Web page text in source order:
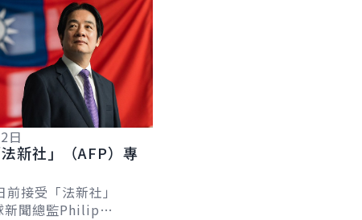
日
新社」（AFP）專
接受「法新社」
新聞總監Philip